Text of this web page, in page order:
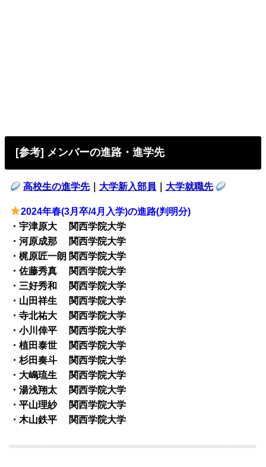
[参考] メンバーの進路・進学先
高校生の進学先｜ 大学新入部員 大学就職先
2024年春(3月卒/4月入学)の進路(判明分)
・宇津原大 関西学院大学
・河原成那 関西学院大学
・梶原匠一朗 関西学院大学
・佐藤秀真 関西学院大学
・三好秀和 関西学院大学
・山田祥生 関西学院大学
・寺北祐大 関西学院大学
・小川倖平 関西学院大学
・植田泰世 関西学院大学
・杉田奏斗 関西学院大学
・大嶋琉生 関西学院大学
・湯浅翔太 関西学院大学
・平山理紗 関西学院大学
・木山鉄平 関西学院大学